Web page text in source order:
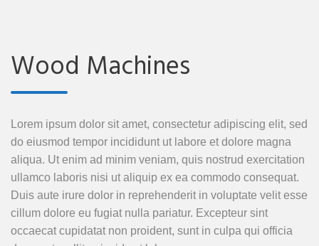
Wood Machines
Lorem ipsum dolor sit amet, consectetur adipiscing elit, sed
do eiusmod tempor incididunt ut labore et dolore magna
aliqua. Ut enim ad minim veniam, quis nostrud exercitation
ullamco laboris nisi ut aliquip ex ea commodo consequat.
Duis aute irure dolor in reprehenderit in voluptate velit esse
cillum dolore eu fugiat nulla pariatur. Excepteur sint
occaecat cupidatat non proident, sunt in culpa qui officia